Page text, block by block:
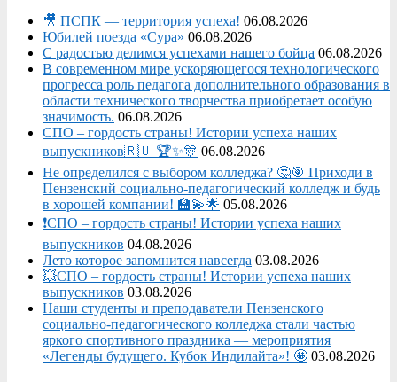
🎥 ПСПК — территория успеха! 06.08.2026
Юбилей поезда «Сура» 06.08.2026
С радостью делимся успехами нашего бойца 06.08.2026
В современном мире ускоряющегося технологического
прогресса роль педагога дополнительного образования в
области технического творчества приобретает особую
значимость. 06.08.2026
СПО – гордость страны! Истории успеха наших
выпускников🇷🇺 🏆✨🎊 06.08.2026
Не определился с выбором колледжа? 🤔🎯 Приходи в
Пензенский социально-педагогический колледж и будь
в хорошей компании! 🏫💫🌟 05.08.2026
❗СПО – гордость страны! Истории успеха наших
выпускников 04.08.2026
Лето которое запомнится навсегда 03.08.2026
💥СПО – гордость страны! Истории успеха наших
выпускников 03.08.2026
Наши студенты и преподаватели Пензенского
социально‑педагогического колледжа стали частью
яркого спортивного праздника — мероприятия
«Легенды будущего. Кубок Индилайта»! 🤩 03.08.2026